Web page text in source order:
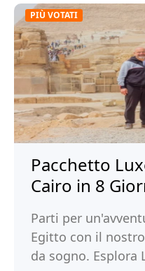
PIÙ VOTATI
Pacchetto
Cairo in 8
Parti per
Egitto con il
da sogno. Esplora